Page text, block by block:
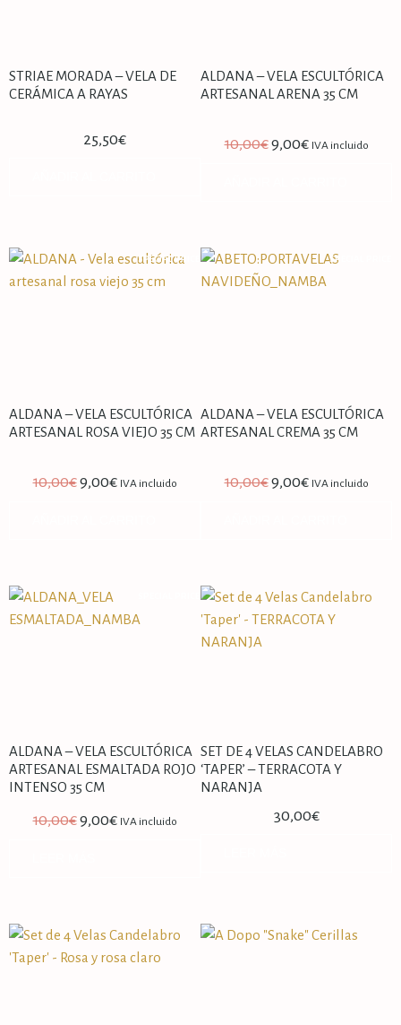
STRIAE MORADA – VELA DE
CERÁMICA A RAYAS
25,50€
ALDANA – VELA ESCULTÓRICA
ARTESANAL ARENA 35 CM
10,00€9,00€ IVA incluido
SPECIAL PRICE
ALDANA – VELA ESCULTÓRICA
ARTESANAL ROSA VIEJO 35 CM
10,00€9,00€ IVA incluido
SPECIAL PRICE
ALDANA – VELA ESCULTÓRICA
ARTESANAL CREMA 35 CM
10,00€9,00€ IVA incluido
ALDANA – VELA ESCULTÓRICA
ARTESANAL ESMALTADA ROJO
INTENSO 35 CM
10,00€9,00€ IVA incluido
SET DE 4 VELAS CANDELABRO
‘TAPER’ – TERRACOTA Y
NARANJA
30,00€